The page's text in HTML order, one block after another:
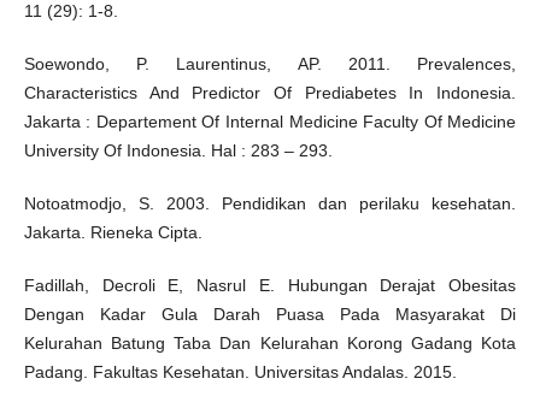
11 (29): 1-8.
Soewondo, P. Laurentinus, AP. 2011. Prevalences,
Characteristics And Predictor Of Prediabetes In Indonesia.
Jakarta : Departement Of Internal Medicine Faculty Of Medicine
University Of Indonesia. Hal : 283 – 293.
Notoatmodjo, S. 2003. Pendidikan dan perilaku kesehatan.
Jakarta. Rieneka Cipta.
Fadillah, Decroli E, Nasrul E. Hubungan Derajat Obesitas
Dengan Kadar Gula Darah Puasa Pada Masyarakat Di
Kelurahan Batung Taba Dan Kelurahan Korong Gadang Kota
Padang. Fakultas Kesehatan. Universitas Andalas. 2015.